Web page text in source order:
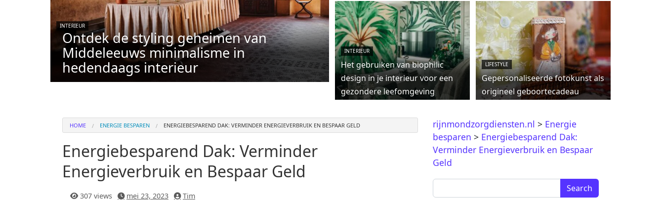
INTERIEUR
Ontdek de styling geheimen van
Middeleeuws minimalisme in
hedendaags interieur
INTERIEUR
Het gebruiken van biophilic
design in je interieur voor een
gezondere leefomgeving
LIFESTYLE
Gepersonaliseerde fotokunst als
origineel geboortecadeau
HOME ENERGIE BESPAREN ENERGIEBESPAREND DAK: VERMINDER ENERGIEVERBRUIK EN BESPAAR GELD
Energiebesparend Dak: Verminder
Energieverbruik en Bespaar Geld
307 views mei 23, 2023 Tim
rijnmondzorgdiensten.nl > Energie
besparen > Energiebesparend Dak:
Verminder Energieverbruik en Bespaar
Geld
Search for: